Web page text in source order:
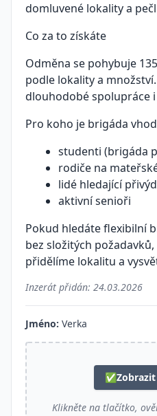
domluvené lokality a
Co za to získáte
Odměna se pohybuje
podle lokality a
dlouhodobé spolupráce
Pro koho je brigáda
studenti (brigáda
rodiče na
lidé hledající
aktivní senioři
Pokud hledáte flexibilní
bez složitých požadavků,
přidělíme lokalitu a
Inzerát přidán: 24.03.2026
Jméno: Verka
✅
Klikněte na tlačítko,